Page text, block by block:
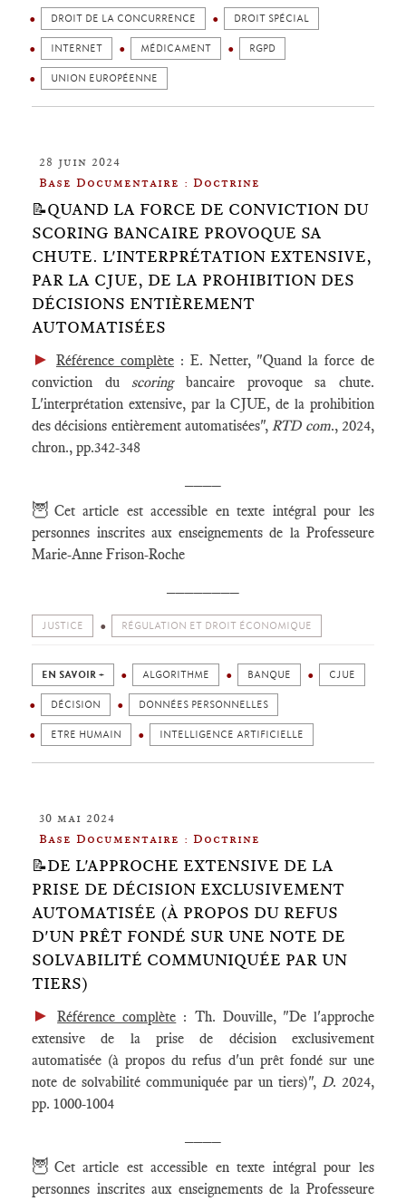
DROIT DE LA CONCURRENCE DROIT SPÉCIAL
INTERNET MÉDICAMENT RGPD
UNION EUROPÉENNE
28 juin 2024
Base Documentaire : Doctrine
📝QUAND LA FORCE DE CONVICTION DU
SCORING BANCAIRE PROVOQUE SA
CHUTE. L'INTERPRÉTATION EXTENSIVE,
PAR LA CJUE, DE LA PROHIBITION DES
DÉCISIONS ENTIÈREMENT
AUTOMATISÉES
► Référence complète : E. Netter, "Quand la force de
conviction duscoringbancaire provoque sa chute.
L'interprétation extensive, par la CJUE, de la prohibition
des décisions entièrement automatisées",RTD com., 2024,
chron., pp.342-348
🦉 Cet article est accessible en texte intégral pour les
personnes inscrites aux enseignements de la Professeure
Marie-Anne Frison-Roche
JUSTICE RÉGULATION ET DROIT ÉCONOMIQUE
EN SAVOIR + ALGORITHME BANQUE CJUE
DÉCISION DONNÉES PERSONNELLES
ETRE HUMAIN INTELLIGENCE ARTIFICIELLE
30 mai 2024
Base Documentaire : Doctrine
📝DE L'APPROCHE EXTENSIVE DE LA
PRISE DE DÉCISION EXCLUSIVEMENT
AUTOMATISÉE (À PROPOS DU REFUS
D'UN PRÊT FONDÉ SUR UNE NOTE DE
SOLVABILITÉ COMMUNIQUÉE PAR UN
TIERS)
►Référence complète : Th. Douville, "De l'approche
extensive de la prise de décision exclusivement
automatisée (à propos du refus d'un prêt fondé sur une
note de solvabilité communiquée par un tiers)", D. 2024,
pp. 1000-1004
🦉 Cet article est accessible en texte intégral pour les
personnes inscrites aux enseignements de la Professeure